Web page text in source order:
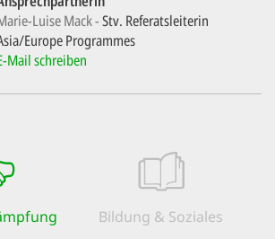
Luise Mack Stv. Referatsleiterin
Europe Programmes
Mail schreiben
Bildung & Soziales